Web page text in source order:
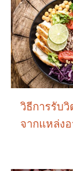
วิธีการรับ
จากแหล่ง